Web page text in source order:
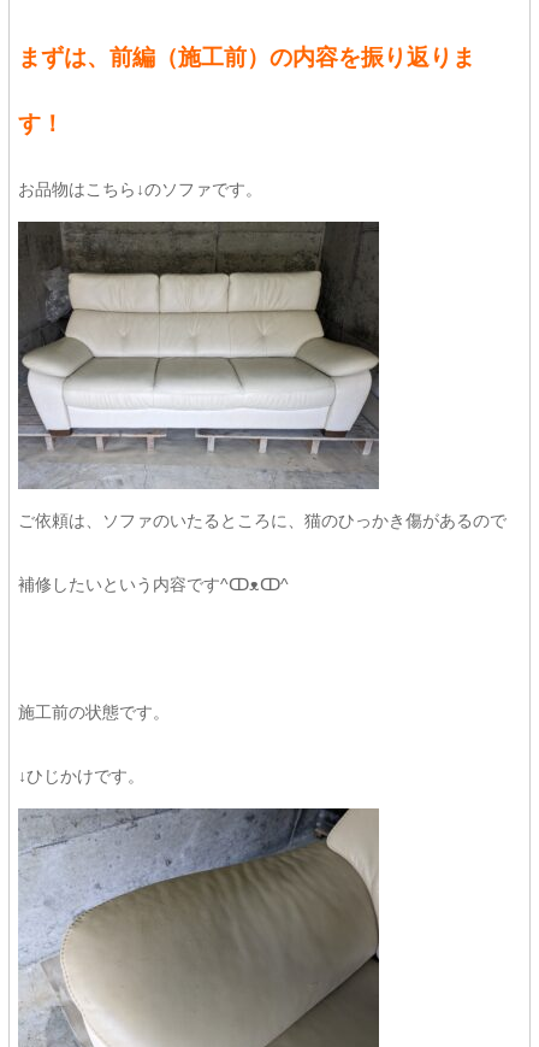
まずは、前編（施工前）の内容を振り返りま
す！
お品物はこちら↓のソファです。
ご依頼は、ソファのいたるところに、猫のひっかき傷があるので
補修したいという内容です^ↀᴥↀ^
施工前の状態です。
↓ひじかけです。